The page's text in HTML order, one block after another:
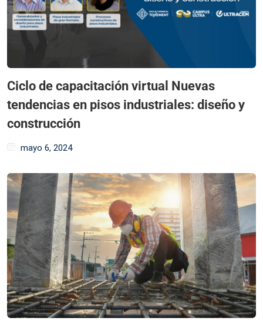
Ciclo de capacitación virtual Nuevas
tendencias en pisos industriales: diseño y
construcción
mayo 6, 2024